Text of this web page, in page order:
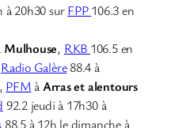
à 20h30 surFPP106.3 en
Mulhouse, RKB 106.5 en
Radio Galère88.4 à
PFMàArras et alentours
92.2 jeudi à 17h30 à
88.5 à 12h le dimanche à